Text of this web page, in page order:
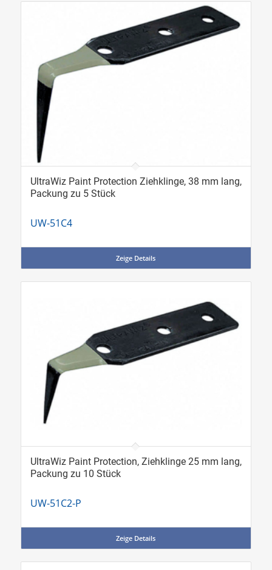
UltraWiz Paint Protection Ziehklinge, 38 mm lang,
Packung zu 5 Stück
UW-51C4
Zeige Details
UltraWiz Paint Protection, Ziehklinge 25 mm lang,
Packung zu 10 Stück
UW-51C2-P
Zeige Details